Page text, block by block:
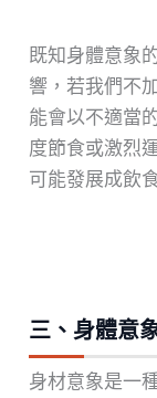
既知身體意象
響，若我們不
能會以不適當
度節食或激烈
可能發展成飲
三、身體意
身材意象是一